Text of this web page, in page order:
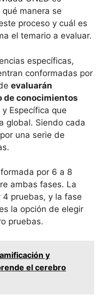
manera se
proceso y cuál es
el temario a evaluar.
específicas,
conformadas por
evaluarán
de conocimientos
y Específica que
global. Siendo cada
una serie de
por 6 a 8
ambas fases. La
pruebas, y la fase
la opción de elegir
pruebas.
y
el cerebro